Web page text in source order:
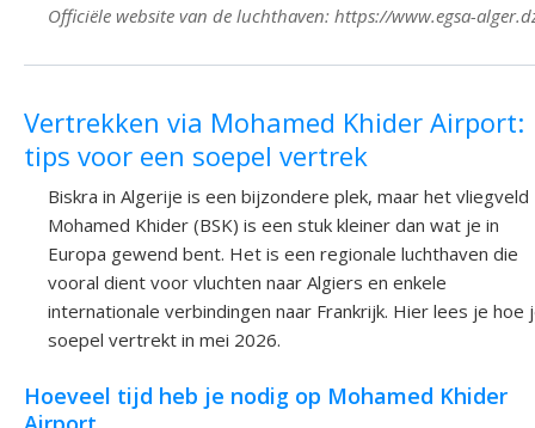
Officiële website van de luchthaven: https://www.egsa-
Vertrekken via Mohamed Khider Airport:
tips voor een soepel vertrek
Biskra in Algerije is een bijzondere plek, maar het vliegveld
Mohamed Khider (BSK) is een stuk kleiner dan wat je in
Europa gewend bent. Het is een regionale luchthaven die
vooral dient voor vluchten naar Algiers en enkele
internationale verbindingen naar Frankrijk. Hier lees je hoe
soepel vertrekt in mei 2026.
Hoeveel tijd heb je nodig op Mohamed Khider